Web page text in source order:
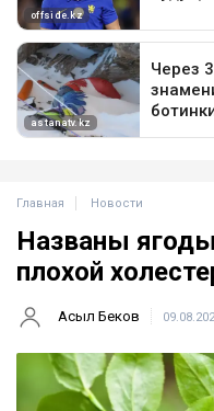
Главная Новости
Названы
плохой
Асыл Беков